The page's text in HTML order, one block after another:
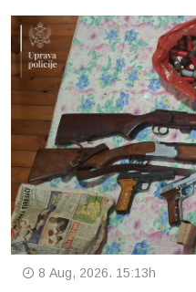
8 Aug, 2026. 15:13h